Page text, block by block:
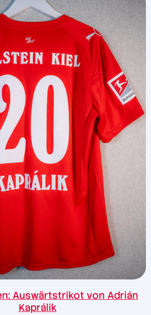
Auswärtstrikot von Adrián
Kaprálik